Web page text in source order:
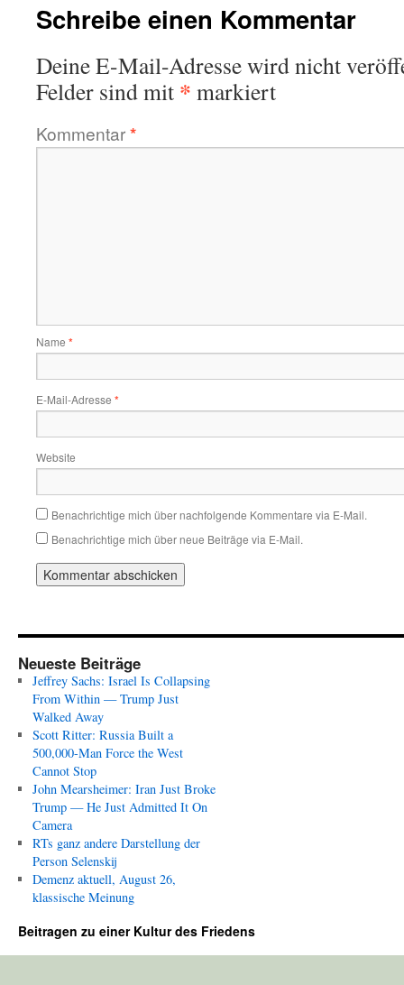
Schreibe einen Kommentar
Deine E-Mail-Adresse wird nicht
Felder sind mit * markiert
Kommentar*
Name *
E-Mail-Adresse *
Website
Benachrichtige mich über nachfolgende Kommentare via E-Mail.
Benachrichtige mich über neue Beiträge via E-Mail.
Neueste Beiträge
Jeffrey Sachs: Israel Is Collapsing
From Within — Trump Just
Walked Away
Scott Ritter: Russia Built a
500,000-Man Force the West
Cannot Stop
John Mearsheimer: Iran Just Broke
Trump — He Just Admitted It On
Camera
RTs ganz andere Darstellung der
Person Selenskij
Demenz aktuell, August 26,
klassische Meinung
Beitragen zu einer Kultur des Friedens